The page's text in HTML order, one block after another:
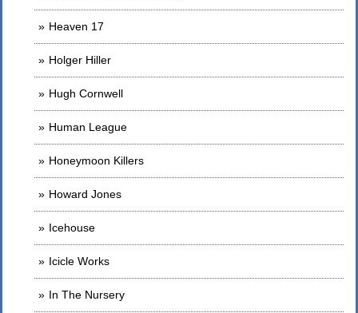
Heaven 17
Holger Hiller
Hugh Cornwell
Human League
Honeymoon Killers
Howard Jones
Icehouse
Icicle Works
In The Nursery